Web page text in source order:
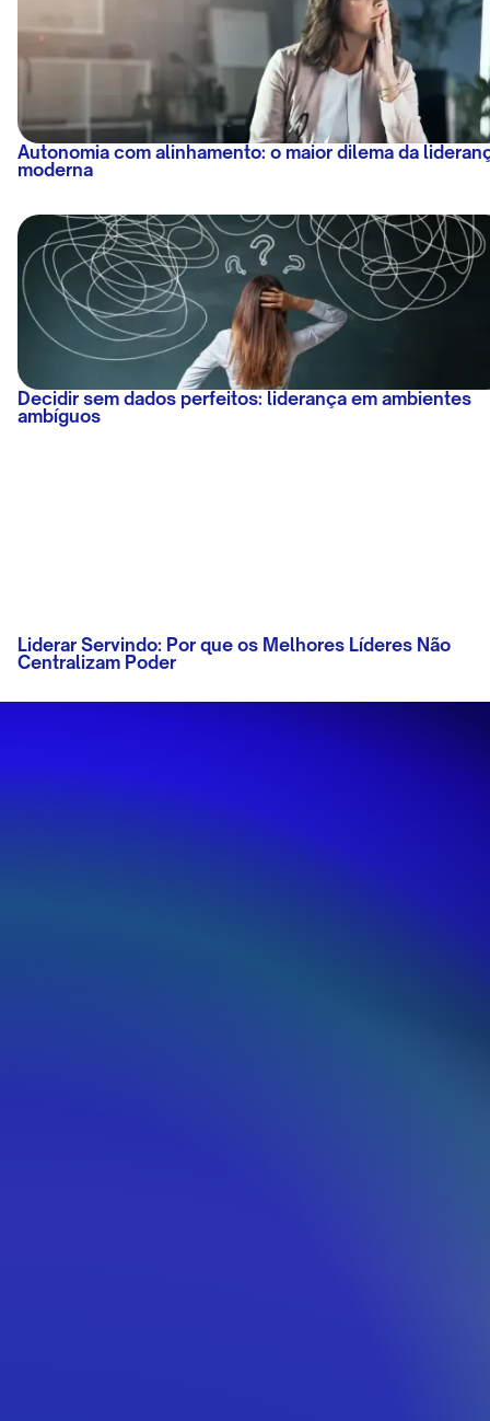
Autonomia com alinhamento: o maior dilema da
moderna
Decidir sem dados perfeitos: liderança em ambientes
ambíguos
Liderar Servindo: Por que os Melhores Líderes Não
Centralizam Poder